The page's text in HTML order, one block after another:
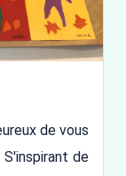
de vous
de